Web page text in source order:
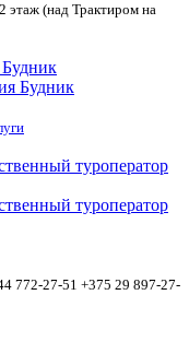
этаж (над Трактиром на
туроператор
772-27-51 +375 29 897-27-